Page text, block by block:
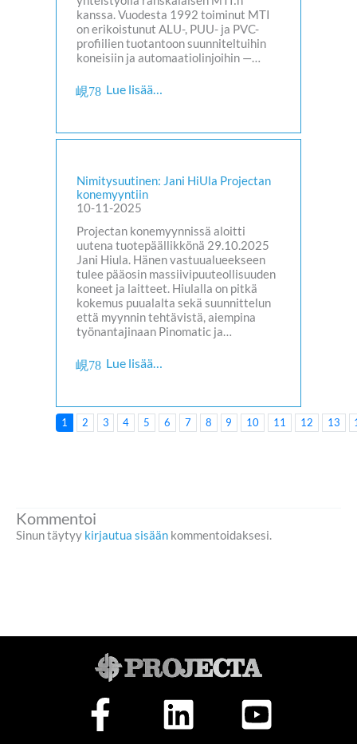
kanssa. Vuodesta 1992 toiminut MTI
on erikoistunut ALU-, PUU- ja PVC-
profiilien tuotantoon suunniteltuihin
koneisiin ja automaatiolinjoihin —…
Lue lisää…
Nimitysuutinen: Jani HiUla Projectan
konemyyntiin
10-11-2025
Projectan konemyynnissä aloitti
uutena tuotepäällikkönä 29.10.2025
Jani Hiula. Hänen vastuualueekseen
tulee pääosin massiivipuuteollisuuden
koneet ja laitteet. Hiulalla on pitkä
kokemus puualalta sekä suunnittelun
että myynnin tehtävistä, aiempina
työnantajinaan Pinomatic ja…
Lue lisää…
1 2 3 4 5 6 7 8 9 10 11 12 13
Kommentoi
Sinun täytyy kirjautua sisään kommentoidaksesi.